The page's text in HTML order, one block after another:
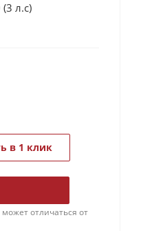
л.с)
в 1 клик
отличаться от